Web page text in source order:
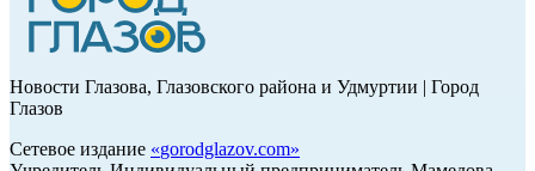
Новости Глазова, Глазовского района и Удмуртии | Город
Глазов
Сетевое издание «gorodglazov.com»